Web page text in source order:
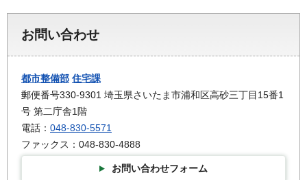
お問い合わせ
都市整備部 住宅課
郵便番号330-9301 埼玉県さいたま市浦和区高砂三丁目15番1
号 第二庁舎1階
電話： 048-830-5571
ファックス：048-830-4888
お問い合わせフォーム